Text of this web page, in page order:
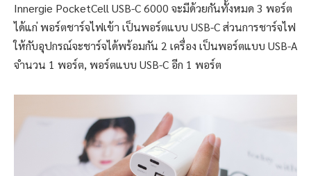
Innergie PocketCell USB-C 6000 จะมีด้วยกันทั้งหมด 3 พอร์ต
ได้แก่ พอร์ตชาร์จไฟเข้า เป็นพอร์ตแบบ USB-C ส่วนการชาร์จไฟ
ให้กับอุปกรณ์จะชาร์จได้พร้อมกัน 2 เครื่อง เป็นพอร์ตแบบ USB-A
จำนวน 1 พอร์ต, พอร์ตแบบ USB-C อีก 1 พอร์ต